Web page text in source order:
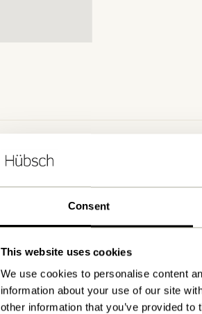
Consent
This website uses cookies
We use cookies to personalise content
information about your use of our site
other information that you’ve provided